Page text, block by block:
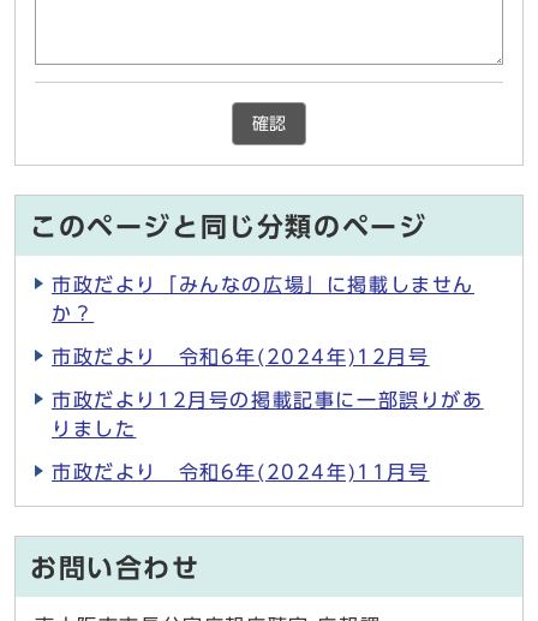
確認
このページと同じ分類のページ
市政だより「みんなの広場」に掲載しません
か？
市政だより 令和6年(2024年)12月号
市政だより12月号の掲載記事に一部誤りがあ
りました
市政だより 令和6年(2024年)11月号
お問い合わせ